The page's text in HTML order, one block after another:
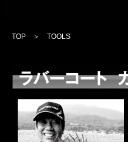
TOP ＞ TOOLS